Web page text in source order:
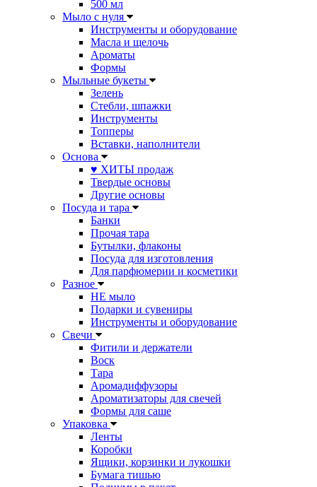
500 мл
Мыло с нуля
Инструменты и оборудование
Масла и щелочь
Ароматы
Формы
Мыльные букеты
Зелень
Стебли, шпажки
Инструменты
Топперы
Вставки, наполнители
Основа
♥ ХИТЫ продаж
Твердые основы
Другие основы
Посуда и тара
Банки
Прочая тара
Бутылки, флаконы
Посуда для изготовления
Для парфюмерии и косметики
Разное
НЕ мыло
Подарки и сувениры
Инструменты и оборудование
Свечи
Фитили и держатели
Воск
Тара
Аромадиффузоры
Ароматизаторы для свечей
Формы для саше
Упаковка
Ленты
Коробки
Ящики, корзинки и лукошки
Бумага тишью